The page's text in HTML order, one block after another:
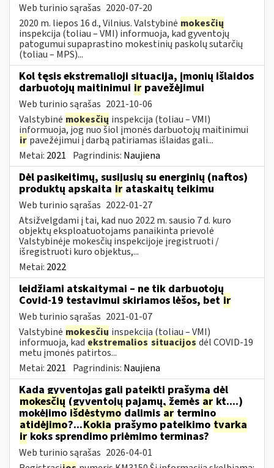
Web turinio sąrašas 2020-07-20
2020 m. liepos 16 d., Vilnius. Valstybinė mokesčių
inspekcija (toliau – VMI) informuoja, kad gyventojų
patogumui supaprastino mokestinių paskolų sutarčių
(toliau – MPS)...
Kol tęsis ekstremalioji situacija, įmonių išlaidos
darbuotojų maitinimui ir pavežėjimui
Web turinio sąrašas 2021-10-06
Valstybinė mokesčių inspekcija (toliau – VMI)
informuoja, jog nuo šiol įmonės darbuotojų maitinimui
ir pavežėjimui į darbą patiriamas išlaidas gali...
Metai: 2021 Pagrindinis: Naujiena
Dėl pasikeitimų, susijusių su energinių (naftos)
produktų apskaita ir ataskaitų teikimu
Web turinio sąrašas 2022-01-27
Atsižvelgdami į tai, kad nuo 2022 m. sausio 7 d. kuro
objektų eksploatuotojams panaikinta prievolė
Valstybinėje mokesčių inspekcijoje įregistruoti /
išregistruoti kuro objektus,...
Metai: 2022
leidžiami atskaitymai – ne tik darbuotojų
Covid-19 testavimui skiriamos lėšos, bet ir
Web turinio sąrašas 2021-01-07
Valstybinė mokesčių inspekcija (toliau – VMI)
informuoja, kadekstremalios situacijos dėl COVID-19
metu įmonės patirtos...
Metai: 2021 Pagrindinis: Naujiena
Kada gyventojas gali pateikti prašymą dėl
mokesčių (gyventojų pajamų, žemės ar kt....)
mokėjimo išdėstymo dalimis ar termino
atidėjimo?...Kokiaprašymo pateikimo tvarka
irkoks sprendimo priėmimo terminas?
Web turinio sąrašas 2026-04-01